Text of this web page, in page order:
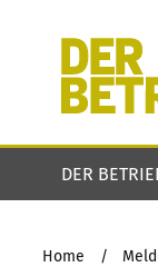
DER
Home /